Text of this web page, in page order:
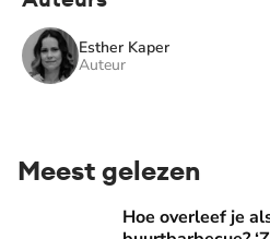
Esther Kaper
Auteur
Meest gelezen
Hoe overleef je als christen
Hoe overleef je